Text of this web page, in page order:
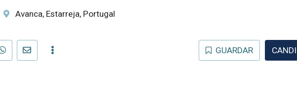
Avanca, Estarreja, Portugal
GUARDAR